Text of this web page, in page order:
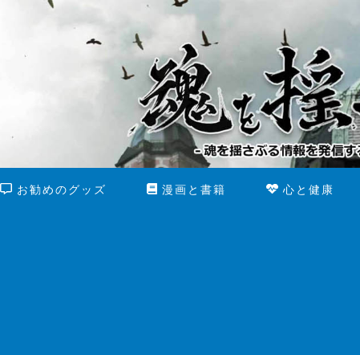
お勧めのグッズ 漫画と書籍 心と健康